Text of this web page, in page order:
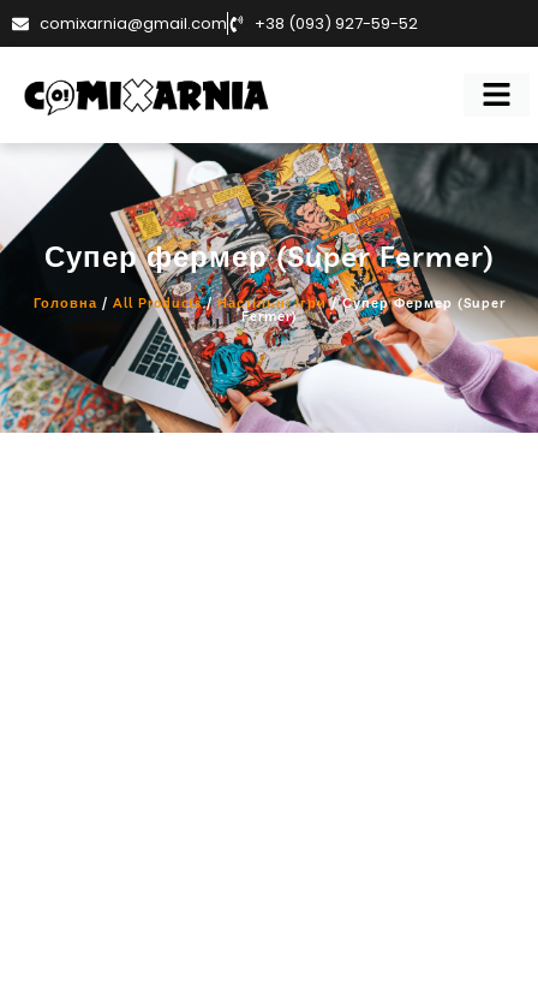
comixarnia@gmail.com +38 (093) 927-59-52
Супер фермер (Super Fermer)
Головна / All Products/Настільні Ігри/ Супер Фермер (Super
Fermer)